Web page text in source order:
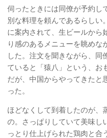
伺ったときには同僚が予約し
別な料理を頼んであるらしい
に案内されて、生ビールから
り感のあるメニューを眺めな
した。注文を聞きながら、同
ていると「猿八」という、お
だが、中国からやってきたと
った。
ほどなくして到着したのが、
の。さっぱりしていて美味し
っとり仕上げられた鶏肉と合